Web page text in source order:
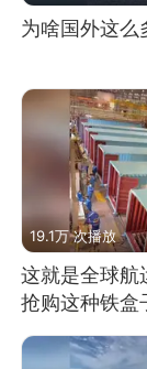
为啥国外这么
19.1万 次播放
这就是全球航
抢购这种铁盒